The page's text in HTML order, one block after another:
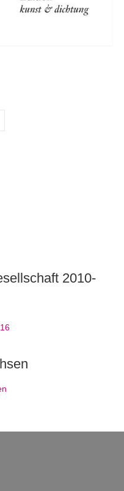
2010-